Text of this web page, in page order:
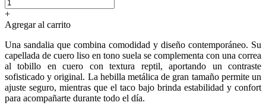
+
Agregar al carrito
Una sandalia que combina comodidad y diseño contemporáneo. Su
capellada de cuero liso en tono suela se complementa con una correa
al tobillo en cuero con textura reptil, aportando un contraste
sofisticado y original. La hebilla metálica de gran tamaño permite un
ajuste seguro, mientras que el taco bajo brinda estabilidad y confort
para acompañarte durante todo el día.